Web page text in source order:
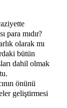
para mıdır?
olarak mı
bütün
dahil olmak
önünü
geliştirmesi